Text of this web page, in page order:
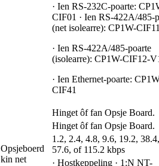
Opsjeboerd
kin net
· Ien RS-232C-poarte:
CIF01 · Ien RS-422A/485-
(net isolearre): CP1W-
· Ien RS-422A/485-poarte
(isolearre): CP1W-CIF12-
· Ien Ethernet-poarte:
CIF41
Hinget ôf fan Opsje Board.
Hinget ôf fan Opsje Board.
1.2, 2.4, 4.8, 9.6, 19.2, 38.4,
57.6, of 115.2 kbps
· Hostkeppeling · 1:N NT-